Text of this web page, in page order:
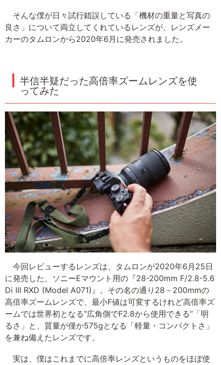
そんな僕が日々試行錯誤している「機材の重量と写真の
良さ」について両立してくれているレンズが、レンズメー
カーのタムロンから2020年6月に発売されました。
半信半疑だった高倍率ズームレンズを使
ってみた
今回レビューするレンズは、タムロンが2020年6月25日
に発売した、ソニーEマウント用の『28-200mm F/2.8-5.6
Di III RXD (Model A071)』。その名の通り28－200mmの
高倍率ズームレンズで、最小F値は可変するけれど高倍率ズ
ームでは世界初となる“広角側でF2.8から使用できる”「明
るさ」と、質量が僅か575gとなる「軽量・コンパクトさ」
を兼ね備えたレンズです。
実は、僕はこれまでに高倍率レンズというものをほぼ使